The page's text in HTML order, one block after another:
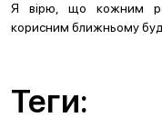
Я вірю, що кожним
корисним ближньому
Теги: